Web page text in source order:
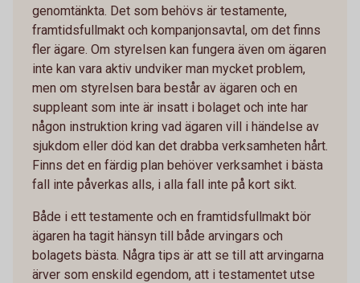
genomtänkta. Det som behövs är testamente,
framtidsfullmakt och kompanjonsavtal, om det finns
fler ägare. Om styrelsen kan fungera även om ägaren
inte kan vara aktiv undviker man mycket problem,
men om styrelsen bara består av ägaren och en
suppleant som inte är insatt i bolaget och inte har
någon instruktion kring vad ägaren vill i händelse av
sjukdom eller död kan det drabba verksamheten hårt.
Finns det en färdig plan behöver verksamhet i bästa
fall inte påverkas alls, i alla fall inte på kort sikt.
Både i ett testamente och en framtidsfullmakt bör
ägaren ha tagit hänsyn till både arvingars och
bolagets bästa. Några tips är att se till att arvingarna
ärver som enskild egendom, att i testamentet utse